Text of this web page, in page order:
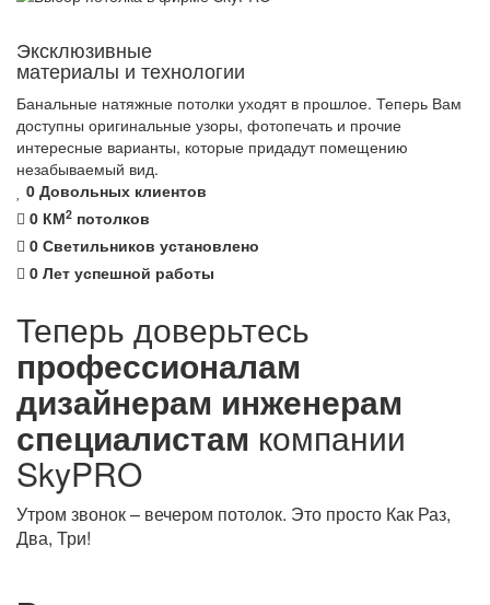
Эксклюзивные
материалы и технологии
Банальные натяжные потолки уходят в прошлое. Теперь Вам
доступны оригинальные узоры, фотопечать и прочие
интересные варианты, которые придадут помещению
незабываемый вид.
0 Довольных клиентов
0 КМ2 потолков
0 Светильников установлено
0 Лет успешной работы
Теперь доверьтесь
профессионалам
дизайнерам инженерам
специалистам компании
SkyPRO
Утром звонок – вечером потолок. Это просто Как Раз,
Два, Три!